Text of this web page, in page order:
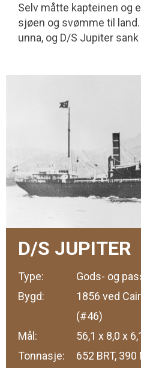
Selv måtte kapteinen og
sjøen og svømme til
unna, og D/S Jupiter
D/S JUPITER
Type:
Gods- og
Bygd:
1856 ved
(#46)
Mål:
56,1 x 8,0 x
Tonnasje:
652 BRT, 390